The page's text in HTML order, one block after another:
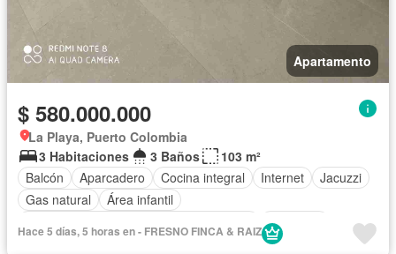
Apartamento
$ 580.000.000
La Playa, Puerto Colombia
3 Habitaciones
3 Baños
103 m²
Balcón
Aparcadero Cocina integral Internet
Jacuzzi
Gas natural
Área infantil
Barbecue
Seguridad privada
Hace 5 días, 5 horas en - FRESNO FINCA & RAIZ